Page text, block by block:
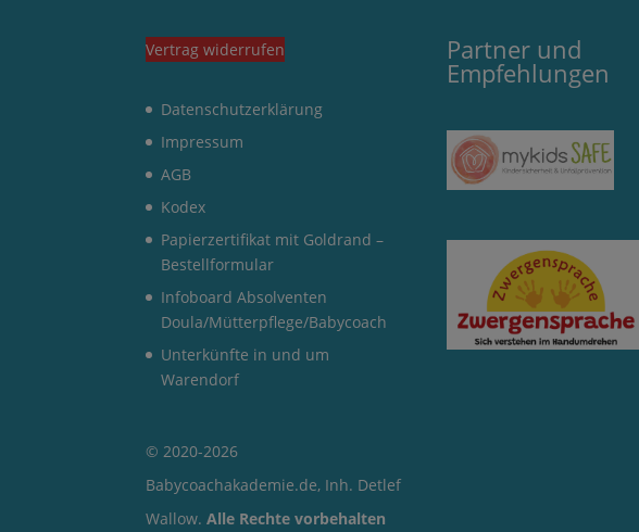
Vertrag widerrufen
Datenschutzerklärung
Impressum
AGB
Kodex
Papierzertifikat mit Goldrand –
Bestellformular
Infoboard Absolventen
Doula/Mütterpflege/Babycoach
Unterkünfte in und um
Warendorf
© 2020-2026
Babycoachakademie.de, Inh. Detlef
Wallow.Alle Rechte vorbehalten
Partner und
Empfehlungen